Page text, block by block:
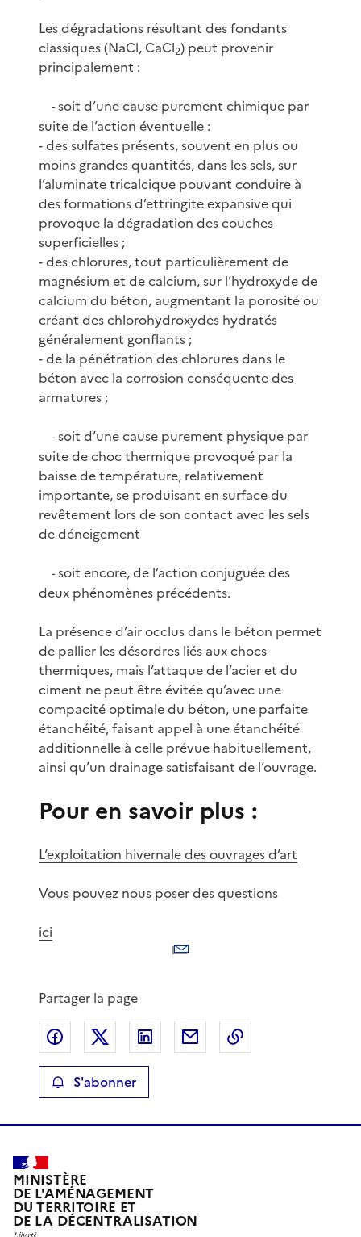
Les dégradations résultant des fondants
classiques (NaCl, CaCl2) peut provenir
principalement :
-soit d’une cause purement chimique par
suite de l’action éventuelle :
- des sulfates présents, souvent en plus ou
moins grandes quantités, dans les sels, sur
l’aluminate tricalcique pouvant conduire à
des formations d’ettringite expansive qui
provoque la dégradation des couches
superficielles ;
- des chlorures, tout particulièrement de
magnésium et de calcium, sur l’hydroxyde de
calcium du béton, augmentant la porosité ou
créant des chlorohydroxydes hydratés
généralement gonflants ;
- de la pénétration des chlorures dans le
béton avec la corrosion conséquente des
armatures ;
-soit d’une cause purement physique par
suite de choc thermique provoqué par la
baisse de température, relativement
importante, se produisant en surface du
revêtement lors de son contact avec les sels
de déneigement
-soit encore, de l’action conjuguée des
deux phénomènes précédents.
La présence d’air occlus dans le béton permet
de pallier les désordres liés aux chocs
thermiques, mais l’attaque de l’acier et du
ciment ne peut être évitée qu’avec une
compacité optimale du béton, une parfaite
étanchéité, faisant appel à une étanchéité
additionnelle à celle prévue habituellement,
ainsi qu’un drainage satisfaisant de l’ouvrage.
Pour en savoir plus :
L’exploitation hivernale des ouvrages d’art
Vous pouvez nous poser des questions
ici
Partager la page
Partager sur Facebook
Partager sur XPartager sur LinkedIn
Partager par email
S'abonner
MINISTÈRE
DE L'AMÉNAGEMENT
DU TERRITOIRE ET
DE LA DÉCENTRALISATION